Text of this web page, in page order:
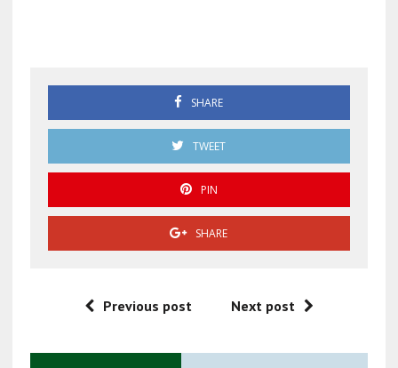
SHARE
TWEET
PIN
SHARE
Previous post Next post